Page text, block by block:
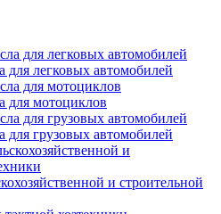
для легковых автомобилей
для мотоциклов
для грузовых автомобилей
и строительной